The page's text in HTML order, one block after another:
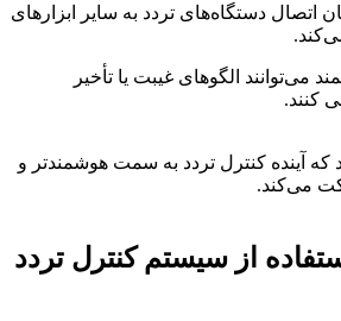
اتصال دستگاه‌های تردد به سایر ابزارهای
می‌توانند الگوهای غیبت یا تأخیر
کنند.
که آینده کنترل تردد به سمت هوشمندتر و
می‌کند.
از سیستم کنترل تردد